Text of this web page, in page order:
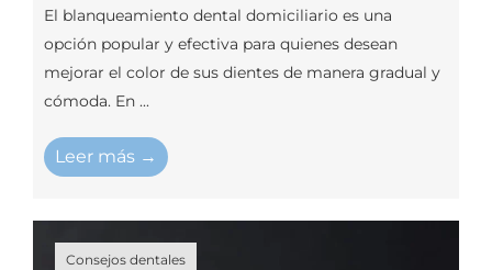
El blanqueamiento dental domiciliario es una
opción popular y efectiva para quienes desean
mejorar el color de sus dientes de manera gradual y
cómoda. En ...
Leer más →
Consejos dentales